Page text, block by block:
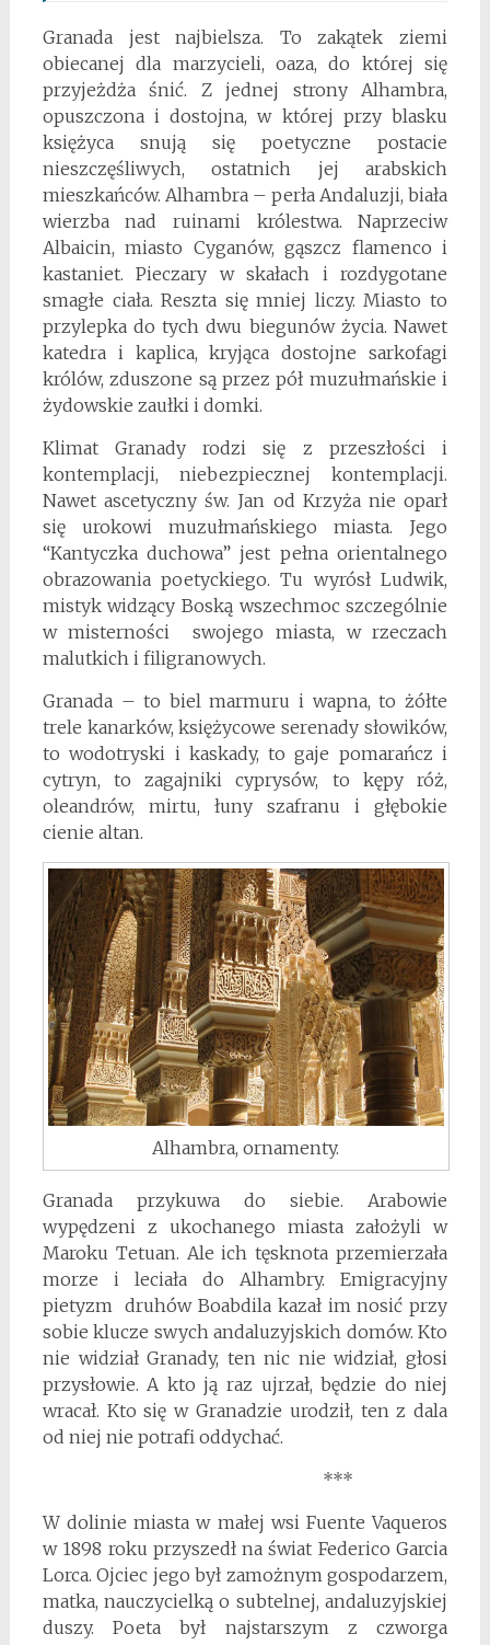
Granada jest najbielsza. To zakątek ziemi
obiecanej dla marzycieli, oaza, do której się
przyjeżdża śnić. Z jednej strony Alhambra,
opuszczona i dostojna, w której przy blasku
księżyca snują się poetyczne postacie
nieszczęśliwych, ostatnich jej arabskich
mieszkańców. Alhambra – perła Andaluzji, biała
wierzba nad ruinami królestwa. Naprzeciw
Albaicin, miasto Cyganów, gąszcz flamenco i
kastaniet. Pieczary w skałach i rozdygotane
smagłe ciała. Reszta się mniej liczy. Miasto to
przylepka do tych dwu biegunów życia. Nawet
katedra i kaplica, kryjąca dostojne sarkofagi
królów, zduszone są przez pół muzułmańskie i
żydowskie zaułki i domki.
Klimat Granady rodzi się z przeszłości i
kontemplacji, niebezpiecznej kontemplacji.
Nawet ascetyczny św. Jan od Krzyża nie oparł
się urokowi muzułmańskiego miasta. Jego
“Kantyczka duchowa” jest pełna orientalnego
obrazowania poetyckiego. Tu wyrósł Ludwik,
mistyk widzący Boską wszechmoc szczególnie
w misterności swojego miasta, w rzeczach
malutkich i filigranowych.
Granada – to biel marmuru i wapna, to żółte
trele kanarków, księżycowe serenady słowików,
to wodotryski i kaskady, to gaje pomarańcz i
cytryn, to zagajniki cyprysów, to kępy róż,
oleandrów, mirtu, łuny szafranu i głębokie
cienie altan.
Alhambra, ornamenty.
Granada przykuwa do siebie. Arabowie
wypędzeni z ukochanego miasta założyli w
Maroku Tetuan. Ale ich tęsknota przemierzała
morze i leciała do Alhambry. Emigracyjny
pietyzm druhów Boabdila kazał im nosić przy
sobie klucze swych andaluzyjskich domów. Kto
nie widział Granady, ten nic nie widział, głosi
przysłowie. A kto ją raz ujrzał, będzie do niej
wracał. Kto się w Granadzie urodził, ten z dala
od niej nie potrafi oddychać.
***
W dolinie miasta w małej wsi Fuente Vaqueros
w 1898 roku przyszedł na świat Federico Garcia
Lorca. Ojciec jego był zamożnym gospodarzem,
matka, nauczycielką o subtelnej, andaluzyjskiej
duszy. Poeta był najstarszym z czworga